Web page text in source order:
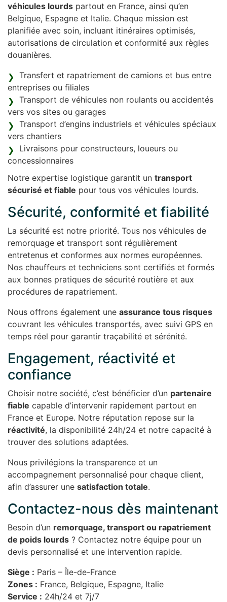
véhicules lourds partout en France, ainsi qu’en
Belgique, Espagne et Italie. Chaque mission est
planifiée avec soin, incluant itinéraires optimisés,
autorisations de circulation et conformité aux règles
douanières.
Transfert et rapatriement de camions et bus entre
entreprises ou filiales
Transport de véhicules non roulants ou accidentés
vers vos sites ou garages
Transport d’engins industriels et véhicules spéciaux
vers chantiers
Livraisons pour constructeurs, loueurs ou
concessionnaires
Notre expertise logistique garantit un transport
sécurisé et fiable pour tous vos véhicules lourds.
Sécurité, conformité et fiabilité
La sécurité est notre priorité. Tous nos véhicules de
remorquage et transport sont régulièrement
entretenus et conformes aux normes européennes.
Nos chauffeurs et techniciens sont certifiés et formés
aux bonnes pratiques de sécurité routière et aux
procédures de rapatriement.
Nous offrons également une assurance tous risques
couvrant les véhicules transportés, avec suivi GPS en
temps réel pour garantir traçabilité et sérénité.
Engagement, réactivité et
confiance
Choisir notre société, c’est bénéficier d’un partenaire
fiable capable d’intervenir rapidement partout en
France et Europe. Notre réputation repose sur la
réactivité, la disponibilité 24h/24 et notre capacité à
trouver des solutions adaptées.
Nous privilégions la transparence et un
accompagnement personnalisé pour chaque client,
afin d’assurer une satisfaction totale.
Contactez-nous dès maintenant
Besoin d’un remorquage, transport ou rapatriement
de poids lourds ? Contactez notre équipe pour un
devis personnalisé et une intervention rapide.
Siège : Paris – Île-de-France
Zones : France, Belgique, Espagne, Italie
Service : 24h/24 et 7j/7